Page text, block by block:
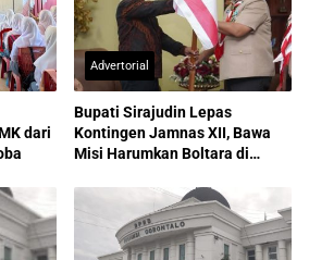
dari
Advertorial
Bupati Sirajudin Lepas
Kontingen Jamnas XII, Bawa
Misi Harumkan Boltara di